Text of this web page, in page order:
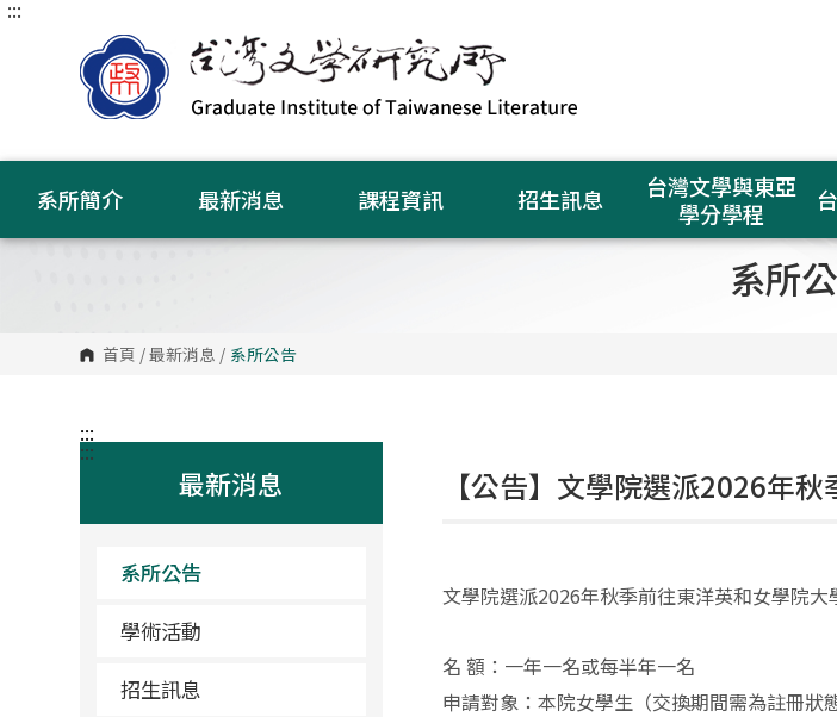
跳
:::
系所簡介 最新消息 課程資訊 招生訊息
台灣文學與東亞
學分學程
系所
首頁 /最新消息 / 系所公告
:::
最新消息
系所公告
學術活動
招生訊息
:::
【公告】文學院選派2026年
文學院選派2026年秋季前往東洋英和女學院大
名 額：一年一名或每半年一名
申請對象：本院女學生（交換期間需為註冊狀態